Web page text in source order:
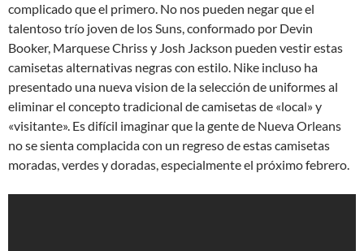
complicado que el primero. No nos pueden negar que el
talentoso trío joven de los Suns, conformado por Devin
Booker, Marquese Chriss y Josh Jackson pueden vestir estas
camisetas alternativas negras con estilo. Nike incluso ha
presentado una nueva vision de la selección de uniformes al
eliminar el concepto tradicional de camisetas de «local» y
«visitante». Es difícil imaginar que la gente de Nueva Orleans
no se sienta complacida con un regreso de estas camisetas
moradas, verdes y doradas, especialmente el próximo febrero.